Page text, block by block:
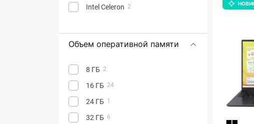
Intel Celeron 2
Объем оперативной памяти
8 ГБ 2
16 ГБ 24
24 ГБ 1
32 ГБ 6